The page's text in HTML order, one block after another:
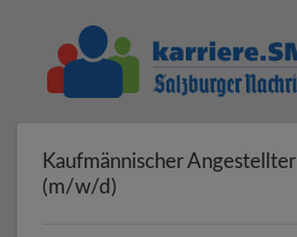
Kaufmännischer Angestellter
(m/w/d)